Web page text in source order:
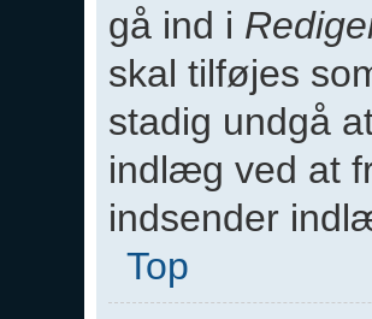
gå ind i
skal tilføjes
stadig undgå
indlæg ved at
indsender
Top